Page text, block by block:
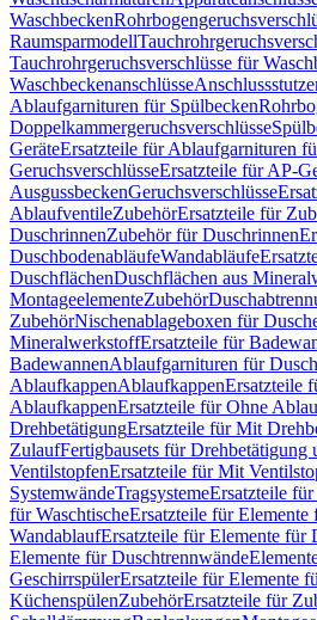
Waschbecken
Raumsparmodell
Tauchrohrgeruchsverschlüsse für
Waschbeckenanschlüsse
Ablaufgarnituren für Spülbecken
Doppelkammergeruchsverschlüsse
GeräteErsatzteile für Ablaufgarnituren
GeruchsverschlüsseErsatzteile für AP-
AusgussbeckenGeruchsverschlüsse
AblaufventileZubehörErsatzteile für
DuschrinnenZubehör für Duschrinnen
DuschbodenabläufeWandabläufe
DuschflächenDuschflächen aus
MontageelementeZubehör
ZubehörNischenablageboxen für
MineralwerkstoffErsatzteile für
BadewannenAblaufgarnituren für
AblaufkappenAblaufkappenErsatzteile
AblaufkappenErsatzteile für Ohne
DrehbetätigungErsatzteile für Mit
ZulaufFertigbausets für Drehbetätigung
VentilstopfenErsatzteile für Mit
SystemwändeTragsystemeErsatzteile für
für WaschtischeErsatzteile für Elemente
WandablaufErsatzteile für Elemente für
Elemente für Duschtrennwände
GeschirrspülerErsatzteile für Elemente
KüchenspülenZubehörErsatzteile für